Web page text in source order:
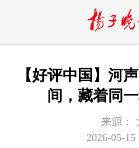
【好评中国】河
间，藏着同
来源：
2026-05-15